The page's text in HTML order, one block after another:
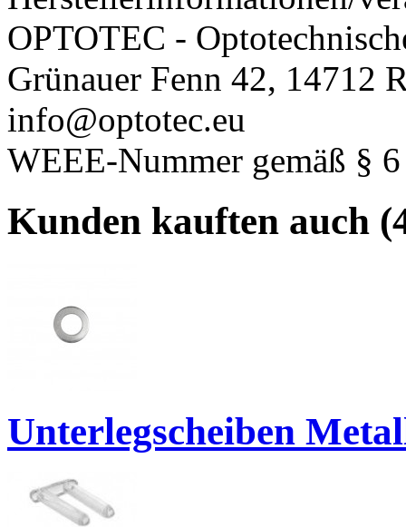
OPTOTEC -
Grünauer Fenn 42, 14712
info@optotec.eu
WEEE-Nummer gemäß §
Kunden kauften auch
Unterlegscheiben